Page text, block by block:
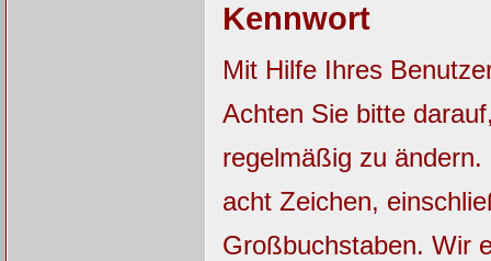
Kennwort
Mit Hilfe Ihres
Achten Sie bitte
regelmäßig zu
acht Zeichen,
Großbuchstaben. Wir